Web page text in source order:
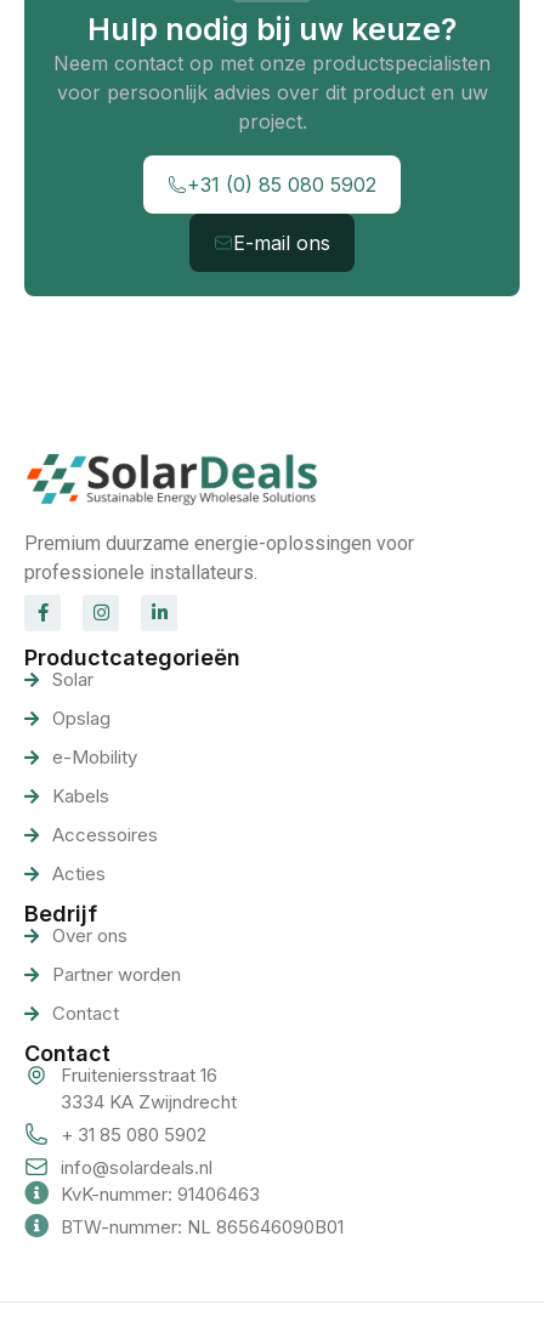
Hulp nodig bij uw keuze?
Neem contact op met onze productspecialisten
voor persoonlijk advies over dit product en uw
project.
+31 (0) 85 080 5902
E-mail ons
Premium duurzame energie-oplossingen voor
professionele installateurs.
Productcategorieën
Solar
Opslag
e-Mobility
Kabels
Accessoires
Acties
Bedrijf
Over ons
Partner worden
Contact
Contact
Fruiteniersstraat 16
3334 KA Zwijndrecht
+ 31 85 080 5902
info@solardeals.nl
KvK-nummer: 91406463
BTW-nummer: NL 865646090B01